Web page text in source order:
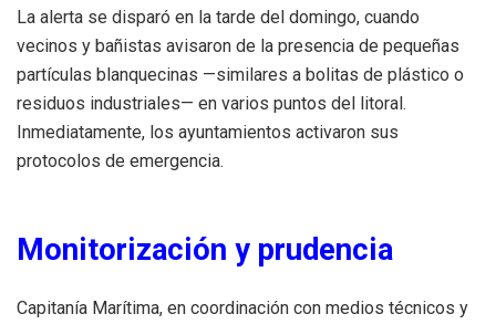
La alerta se disparó en la tarde del domingo, cuando
vecinos y bañistas avisaron de la presencia de pequeñas
partículas blanquecinas —similares a bolitas de plástico o
residuos industriales— en varios puntos del litoral.
Inmediatamente, los ayuntamientos activaron sus
protocolos de emergencia.
Monitorización y prudencia
Capitanía Marítima, en coordinación con medios técnicos y